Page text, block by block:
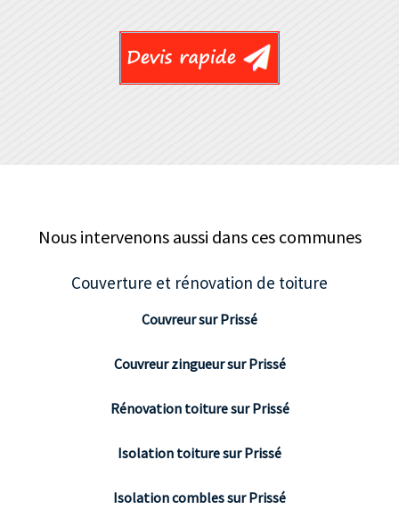
Nous intervenons aussi dans ces communes
Couverture et rénovation de toiture
Couvreur sur Prissé
Couvreur zingueur sur Prissé
Rénovation toiture sur Prissé
Isolation toiture sur Prissé
Isolation combles sur Prissé